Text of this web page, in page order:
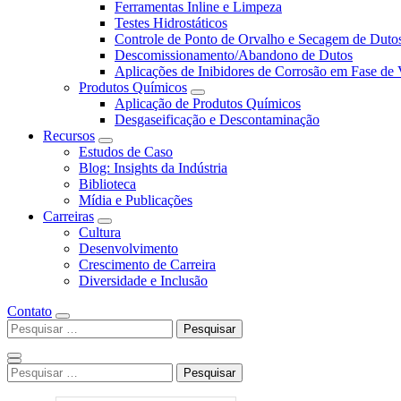
Ferramentas Inline e Limpeza
Testes Hidrostáticos
Controle de Ponto de Orvalho e Secagem de
Descomissionamento/Abandono de Dutos
Aplicações de Inibidores de Corrosão em Fase de
Produtos Químicos
Aplicação de Produtos Químicos
Desgaseificação e Descontaminação
Recursos
Estudos de Caso
Blog: Insights da Indústria
Biblioteca
Mídia e Publicações
Carreiras
Cultura
Desenvolvimento
Crescimento de Carreira
Diversidade e Inclusão
Contato
Pesquisar
por:
Pesquisar
por: